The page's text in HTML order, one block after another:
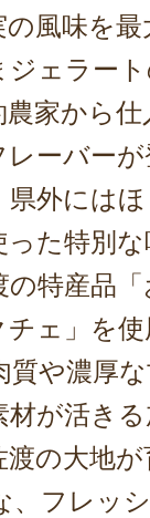
風味を
ェラー
家から
ーバー
県外には
た特別
特産品
ェ」を
や濃厚
が活き
の大地
、フレッ